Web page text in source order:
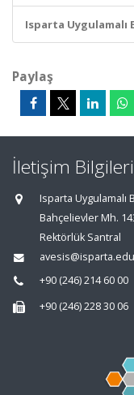
Isparta
Paylaş
İletişim Bilgileri
Isparta Uygulamalı
Bahçelievler Mh.
Rektörlük Santral
+90 (246) 214 60 00
+90 (246) 228 30 06